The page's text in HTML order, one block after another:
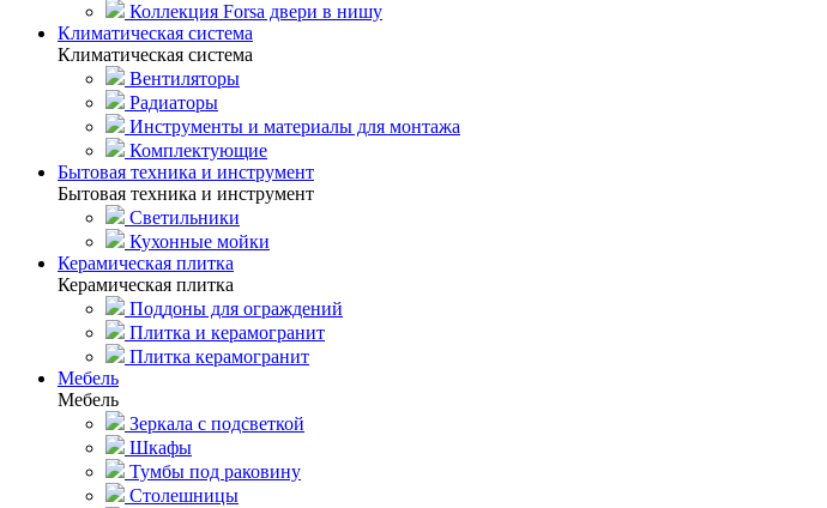
Коллекция Forsa двери в нишу
Климатическая система
Климатическая система
Вентиляторы
Радиаторы
Инструменты и материалы для монтажа
Комплектующие
Бытовая техника и инструмент
Бытовая техника и инструмент
Светильники
Кухонные мойки
Керамическая плитка
Керамическая плитка
Поддоны для ограждений
Плитка и керамогранит
Плитка керамогранит
Мебель
Мебель
Зеркала с подсветкой
Шкафы
Тумбы под раковину
Столешницы